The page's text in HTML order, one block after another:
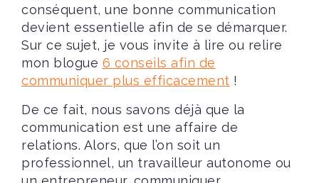
conséquent, une bonne communication
devient essentielle afin de se démarquer.
Sur ce sujet, je vous invite à lire ou relire
mon blogue 6 conseils afin de
communiquer plus efficacement !
De ce fait, nous savons déjà que la
communication est une affaire de
relations. Alors, que l’on soit un
professionnel, un travailleur autonome ou